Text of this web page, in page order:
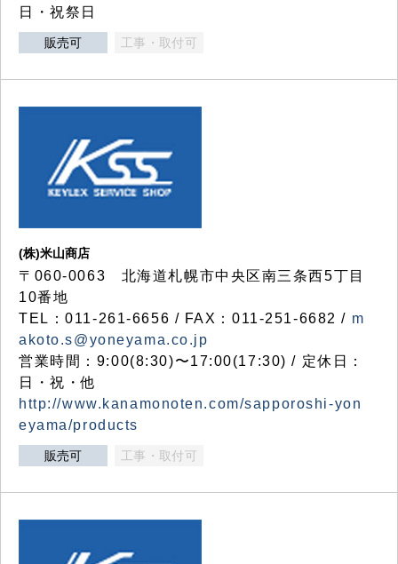
日・祝祭日
販売可 工事・取付可
(株)米山商店
〒060-0063 北海道札幌市中央区南三条西5丁目
10番地
TEL：011-261-6656 / FAX：011-251-6682 / m
akoto.s@yoneyama.co.jp
営業時間：9:00(8:30)〜17:00(17:30) / 定休日：
日・祝・他
http://www.kanamonoten.com/sapporoshi-yon
eyama/products
販売可 工事・取付可